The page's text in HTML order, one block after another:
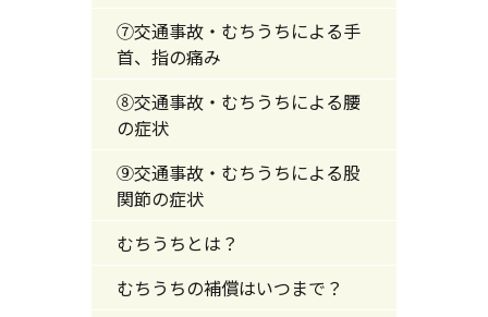
⑦交通事故・むちうちによる手
首、指の痛み
⑧交通事故・むちうちによる腰
の症状
⑨交通事故・むちうちによる股
関節の症状
むちうちとは？
むちうちの補償はいつまで？